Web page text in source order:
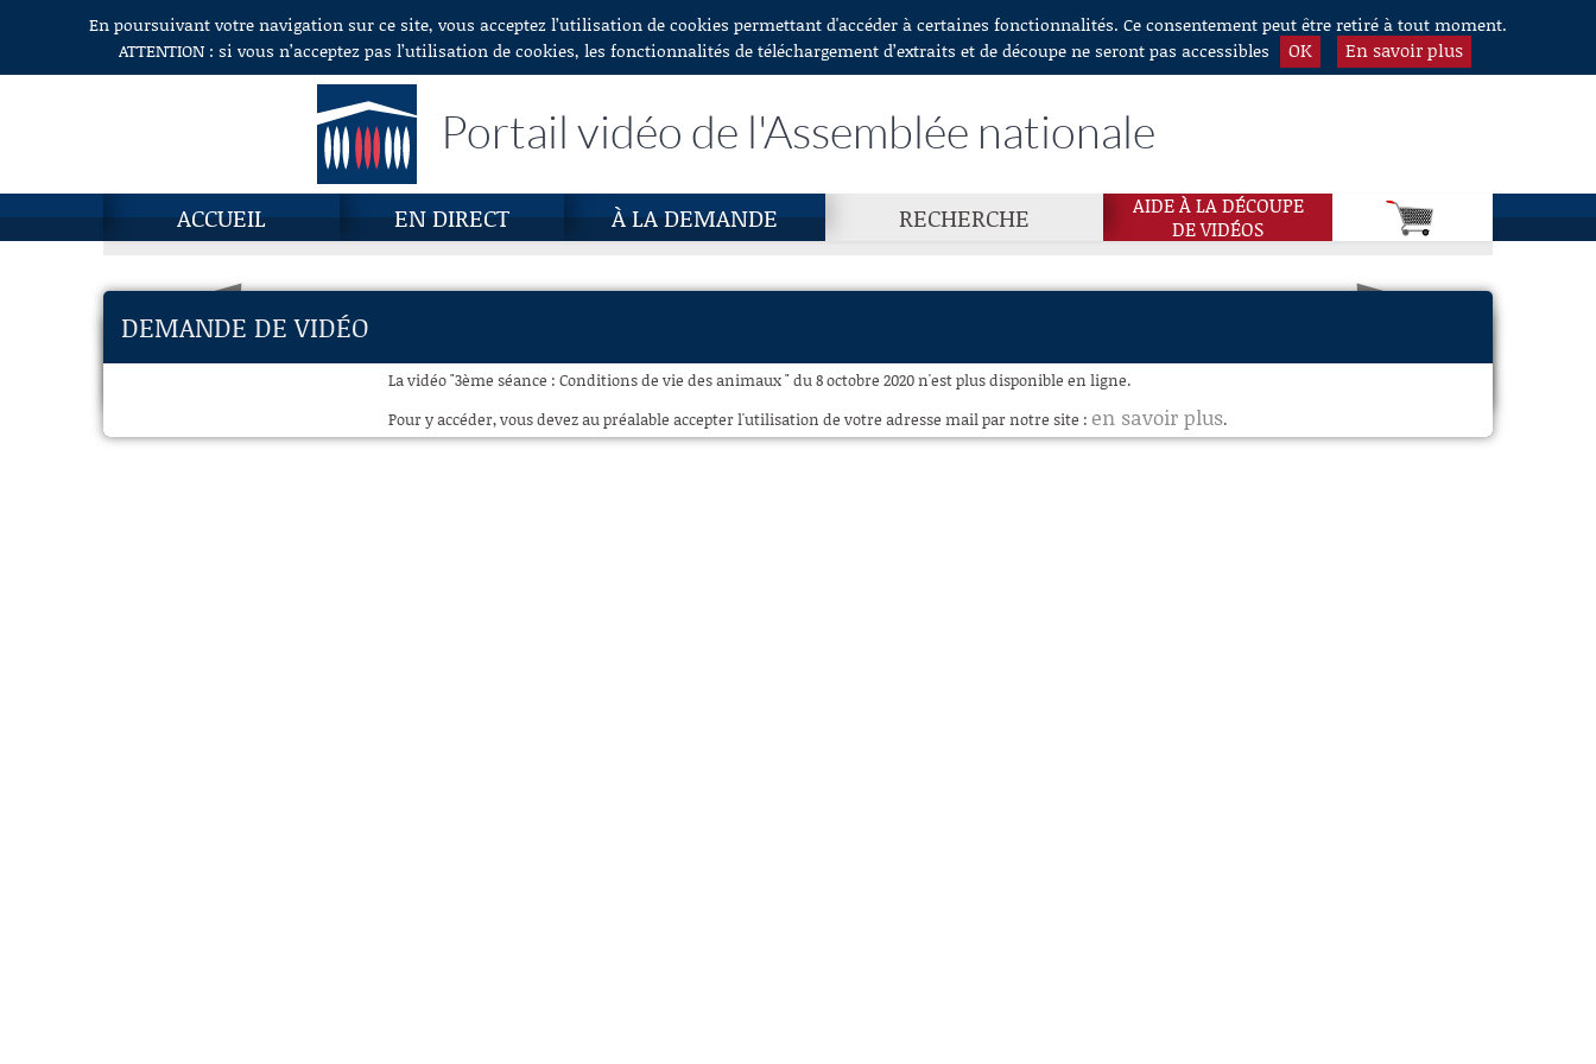
Aller au contenuEn poursuivant votre navigation sur ce site, vous acceptez l’utilisation de cookies permettant d'accéder à certaines fonctionnalités. Ce consentement peut être retiré à tout moment.
ATTENTION : si vous n’acceptez pas l’utilisation de cookies, les fonctionnalités de téléchargement d’extraits et de découpe ne seront pas accessibles
OK En savoir plus
Portail vidéo de l'Assemblée nationale
ACCUEIL EN DIRECT À LA DEMANDE RECHERCHE
AIDE À LA DÉCOUPE
DE VIDÉOS
DEMANDE DE VIDÉO
La vidéo "3ème séance : Conditions de vie des animaux " du 8 octobre 2020 n'est plus disponible en ligne.
Pour y accéder, vous devez au préalable accepter l'utilisation de votre adresse mail par notre site : en savoir plus.